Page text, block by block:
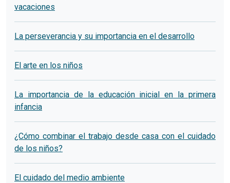
vacaciones
La perseverancia y su importancia en el desarrollo
El arte en los niños
La importancia de la educación inicial en la primera
infancia
¿Cómo combinar el trabajo desde casa con el cuidado
de los niños?
El cuidado del medio ambiente